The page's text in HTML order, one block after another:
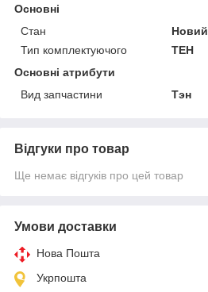
Основні
Стан
Новий
Тип комплектуючого
ТЕН
Основні атрибути
Вид запчастини
Тэн
Відгуки про товар
Ще немає відгуків про цей товар
Умови доставки
Нова Пошта
Укрпошта